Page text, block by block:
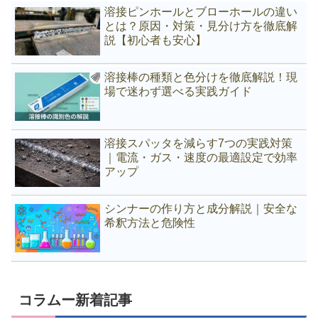
溶接ピンホールとブローホールの違い
とは？原因・対策・見分け方を徹底解
説【初心者も安心】
溶接棒の種類と色分けを徹底解説！現
場で迷わず選べる実践ガイド
溶接スパッタを減らす7つの実践対策
｜電流・ガス・速度の最適設定で効率
アップ
シンナーの作り方と成分解説｜安全な
希釈方法と危険性
コラムー新着記事